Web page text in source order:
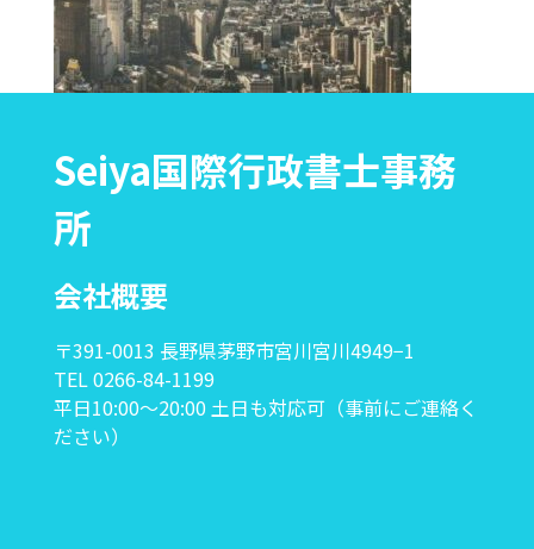
Seiya国際行政書士事務
所
会社概要
〒391-0013 長野県茅野市宮川宮川4949−1
TEL 0266-84-1199
平日10:00〜20:00 土日も対応可（事前にご連絡く
ださい）